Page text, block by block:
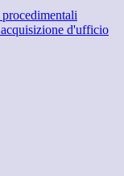
d'ufficio